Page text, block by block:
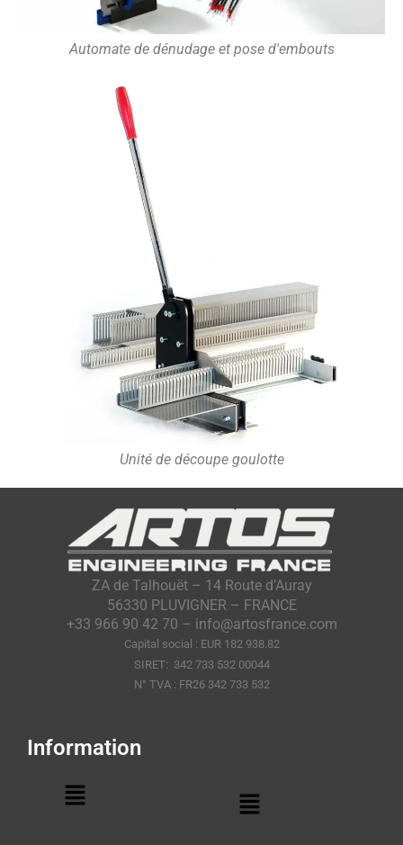
Automate de dénudage et pose d'embouts
Unité de découpe goulotte
ZA de Talhouët – 14 Route d’Auray
56330 PLUVIGNER – FRANCE
+33 966 90 42 70 – info@artosfrance.com
Capital social : EUR 182 938.82
SIRET: 342 733 532 00044
N° TVA : FR26 342 733 532
Information